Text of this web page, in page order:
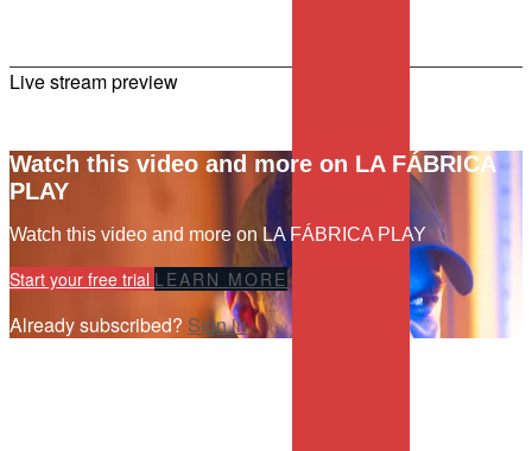
Live stream preview
Watch this video and more on LA FÁBRICA
PLAY
Watch this video and more on LA FÁBRICA PLAY
Start your free trial LEARN MORE
Already subscribed? Sign in